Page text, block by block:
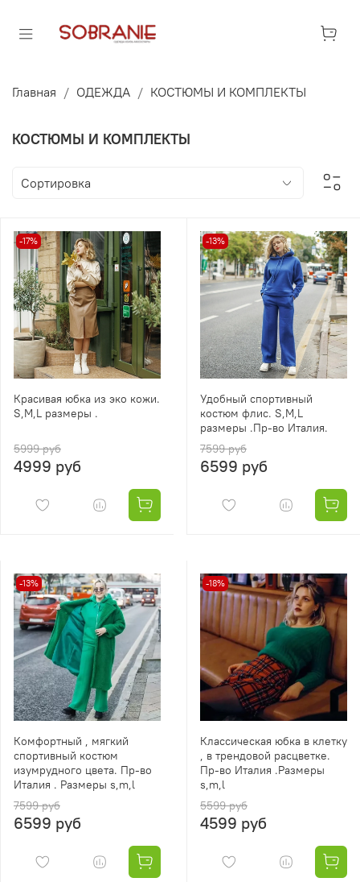
Главная ОДЕЖДА КОСТЮМЫ И КОМПЛЕКТЫ
КОСТЮМЫ И КОМПЛЕКТЫ
-17%
Красивая юбка из эко кожи.
S,M,L размеры .
5999 руб
4999 руб
-13%
Удобный спортивный
костюм флис. S,M,L
размеры .Пр-во Италия.
7599 руб
6599 руб
-13%
Комфортный , мягкий
спортивный костюм
изумрудного цвета. Пр-во
Италия . Размеры s,m,l
7599 руб
6599 руб
-18%
Классическая юбка в клетку
, в трендовой расцветке.
Пр-во Италия .Размеры
s,m,l
5599 руб
4599 руб